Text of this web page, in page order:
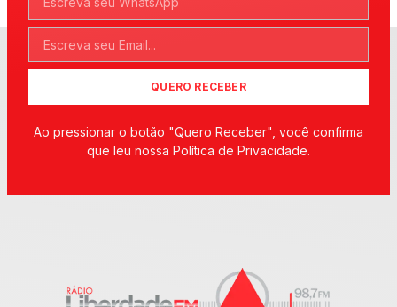
QUERO RECEBER
Ao pressionar o botão "Quero Receber", você confirma
que leu nossa Política de Privacidade.